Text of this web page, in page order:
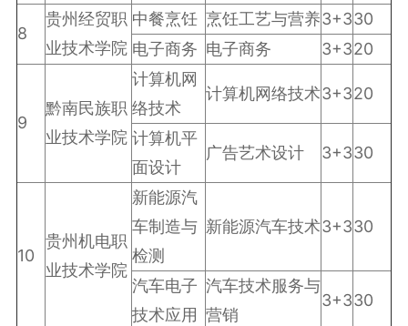
8
贵州经贸职
业技术学院
中餐烹饪 烹饪工艺与营养3+330
电子商务 电子商务 3+320
9
黔南民族职
业技术学院
计算机网
络技术
计算机网络技术3+320
计算机平
面设计
广告艺术设计 3+330
10
贵州机电职
业技术学院
新能源汽
车制造与
检测
新能源汽车技术3+330
汽车电子
技术应用
汽车技术服务与
营销
3+330